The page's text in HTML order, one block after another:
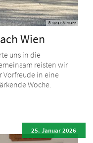
© Sara Göllmann
Wien
uns in die
reisten wir
Vorfreude in eine
Woche.
25. Januar 2026